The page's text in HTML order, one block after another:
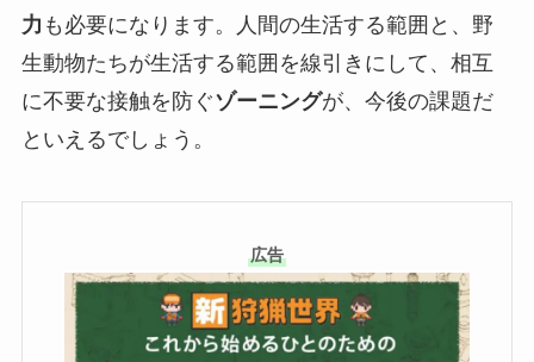
力 も必要になります。人間の生活する範囲と、野
生動物たちが生活する範囲を線引きにして、相互
に不要な接触を防ぐゾーニングが、今後の課題だ
といえるでしょう。
広告